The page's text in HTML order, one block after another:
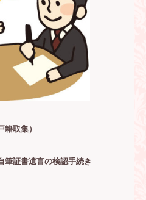
取集）
証書遺言の検認手続き